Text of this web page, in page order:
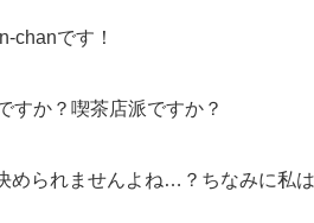
chanです！
すか？喫茶店派ですか？
められませんよね…？ちなみに私